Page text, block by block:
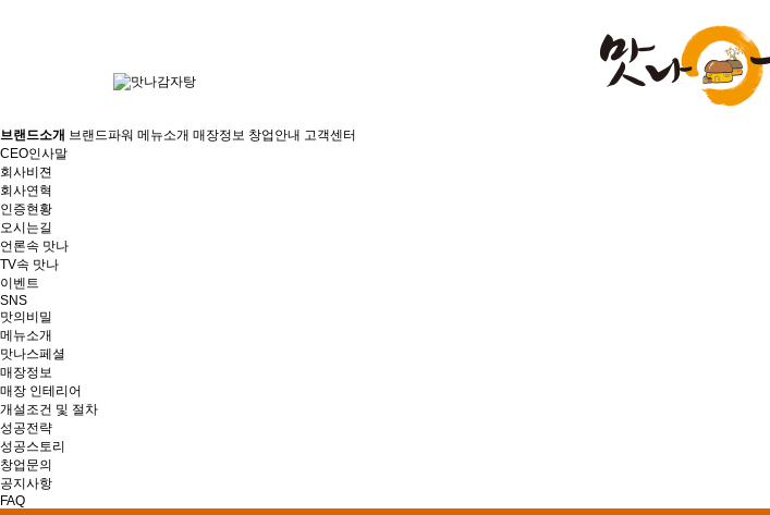
브랜드소개 브랜드파워 메뉴소개 매장정보 창업안내 고객센터
CEO인사말
회사비젼
회사연혁
인증현황
오시는길
언론속 맛나
TV속 맛나
이벤트
SNS
맛의비밀
메뉴소개
맛나스페셜
매장정보
매장 인테리어
개설조건 및 절차
성공전략
성공스토리
창업문의
공지사항
FAQ